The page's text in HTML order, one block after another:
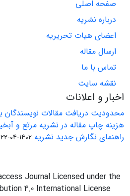
صفحه اصلی
درباره نشریه
اعضای هیات تحریریه
ارسال مقاله
تماس با ما
نقشه سایت
اخبار و اعلانات
محدودیت دریافت مقالات نویسندگان
هزینه چاپ مقاله در نشریه مرتع و
راهنمای نگارش جدید نشریه 1402-04-22
Journal Licensed under the
4.0 International License